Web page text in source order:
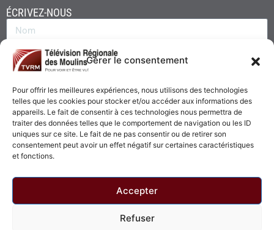
Gérer le consentement
Pour offrir les meilleures expériences, nous utilisons des technologies
telles que les cookies pour stocker et/ou accéder aux informations des
appareils. Le fait de consentir à ces technologies nous permettra de
traiter des données telles que le comportement de navigation ou les ID
uniques sur ce site. Le fait de ne pas consentir ou de retirer son
consentement peut avoir un effet négatif sur certaines caractéristiques
et fonctions.
Accepter
Refuser
ÉCRIVEZ-NOUS